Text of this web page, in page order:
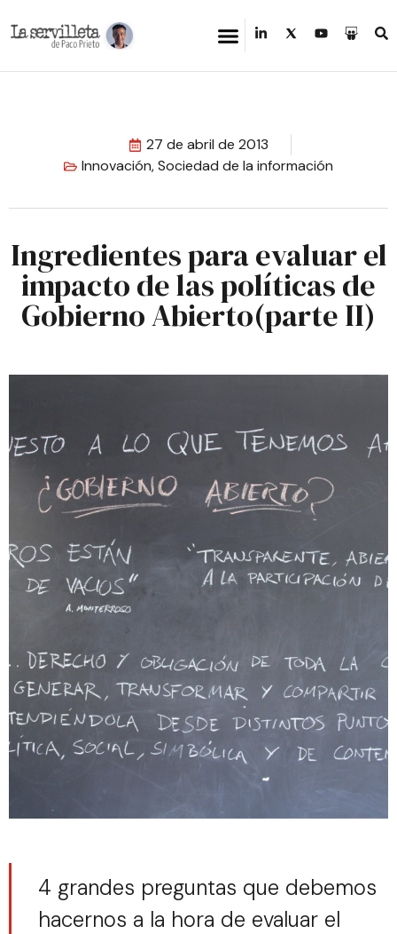
27 de abril de 2013
Innovación,Sociedad de la información
Ingredientes para evaluar el
impacto de las políticas de
Gobierno Abierto(parte II)
4 grandes preguntas que debemos
hacernos a la hora de evaluar el